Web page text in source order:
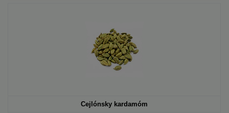
Cejlónsky kardamóm